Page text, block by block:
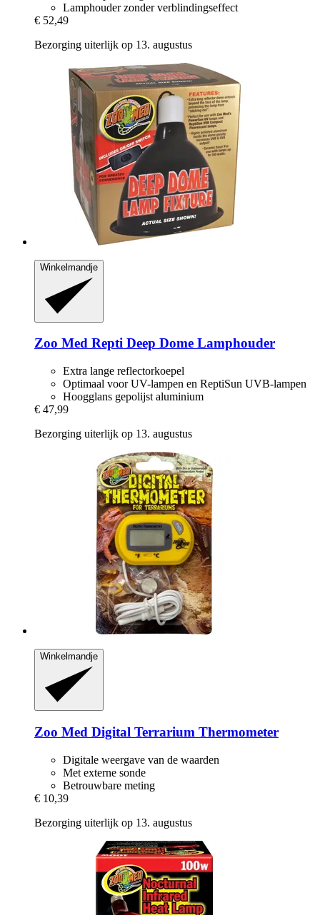
Lamphouder zonder verblindingseffect
€ 52,49
Bezorging uiterlijk op 13. augustus
Winkelmandje
Zoo Med Repti Deep Dome Lamphouder
Extra lange reflectorkoepel
Optimaal voor UV-lampen en ReptiSun UVB-lampen
Hoogglans gepolijst aluminium
€ 47,99
Bezorging uiterlijk op 13. augustus
Winkelmandje
Zoo Med Digital Terrarium Thermometer
Digitale weergave van de waarden
Met externe sonde
Betrouwbare meting
€ 10,39
Bezorging uiterlijk op 13. augustus